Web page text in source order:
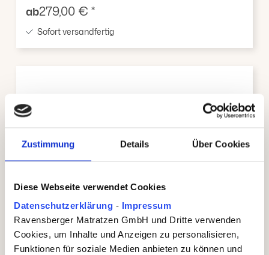
Zustimmung Details Über Cookies
Diese Webseite verwendet Cookies
Datenschutzerklärung - Impressum
Ravensberger Matratzen GmbH und Dritte verwenden
Cookies, um Inhalte und Anzeigen zu personalisieren,
Funktionen für soziale Medien anbieten zu können und
Verkaufspreis:
ab279,00 € *
Sofort versandfertig
Baby- und Kindermatratze